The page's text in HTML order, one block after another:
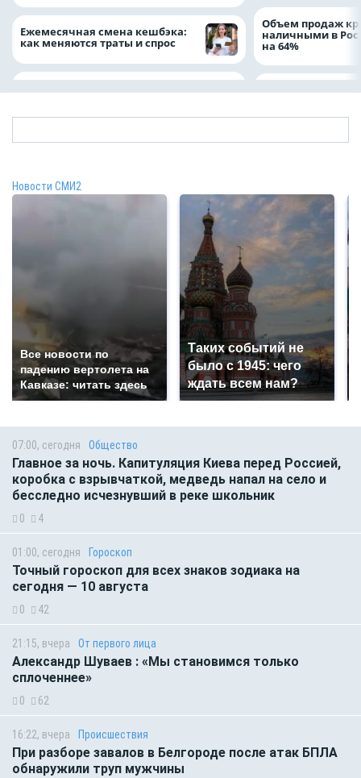
Ежемесячная смена кешбэка:
как меняются траты и спрос
Объем продаж
наличными в
на 64%
Новости СМИ2
Все новости по
падению вертолета на
Кавказе: читать здесь
Таких событий не
было с 1945: чего
ждать всем нам?
07:00, сегодня Общество
Главное за ночь. Капитуляция Киева перед Россией,
коробка с взрывчаткой, медведь напал на село и
бесследно исчезнувший в реке школьник
0 4
01:00, сегодня Гороскоп
Точный гороскоп для всех знаков зодиака на
сегодня — 10 августа
0 42
21:15, вчера От первого лица
Александр Шуваев : «Мы становимся только
сплоченнее»
0 62
16:22, вчера Происшествия
При разборе завалов в Белгороде после атак БПЛА
обнаружили труп мужчины